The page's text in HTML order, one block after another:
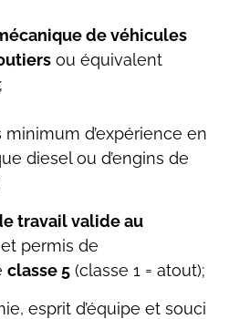
de véhicules
ou équivalent
minimum d’expérience en
diesel ou d’engins de
travail valide au
permis de
classe 5(classe 1 = atout);
esprit d’équipe et souci